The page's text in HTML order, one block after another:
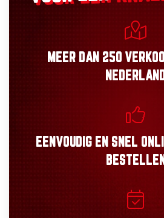
MEER DAN 250
EENVOUDIGEN SNEL